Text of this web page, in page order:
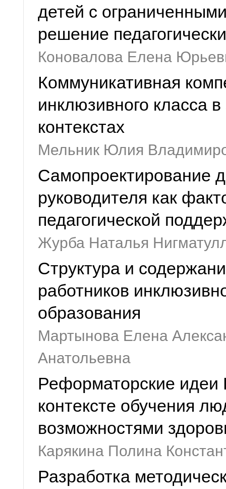
детей с
решение
Коновалова Елена
Коммуникативная
инклюзивного класса
контекстах
Мельник Юлия
Самопроектирование
руководителя как
педагогической
Журба Наталья
Структура и
работников
образования
Мартынова Елена
Анатольевна
Реформаторские
контексте обучения
возможностями
Карякина Полина
Разработка